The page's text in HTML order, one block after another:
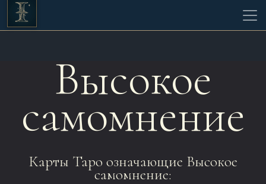
Высокое
самомнение
Карты Таро означающие Высокое
самомнение: